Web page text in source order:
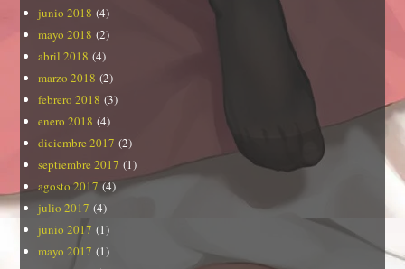
junio 2018 (4)
mayo 2018 (2)
abril 2018 (4)
marzo 2018 (2)
febrero 2018 (3)
enero 2018 (4)
diciembre 2017 (2)
septiembre 2017 (1)
agosto 2017 (4)
julio 2017 (4)
junio 2017 (1)
mayo 2017 (1)